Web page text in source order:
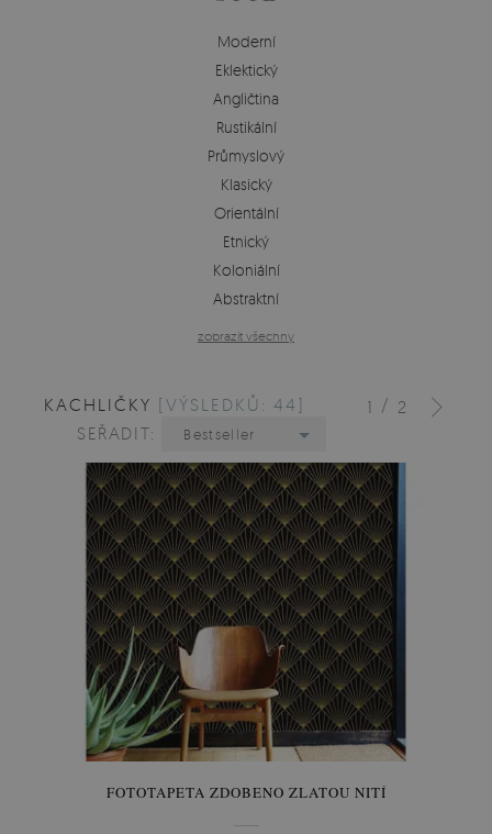
Moderní
Eklektický
Angličtina
Rustikální
Průmyslový
Klasický
Orientální
Etnický
Koloniální
Abstraktní
zobrazit všechny
1 / 2
KACHLIČKY [VÝSLEDKŮ: 44]
SEŘADIT:
Bestseller
FOTOTAPETA ZDOBENO ZLATOU NITÍ